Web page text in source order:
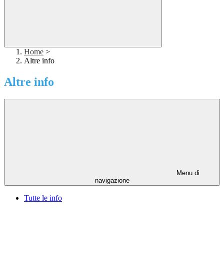
Home >
Altre info
Altre info
Menu di
navigazione
Tutte le info